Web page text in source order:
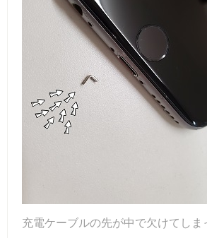
充電ケーブルの先が中で欠けてしま